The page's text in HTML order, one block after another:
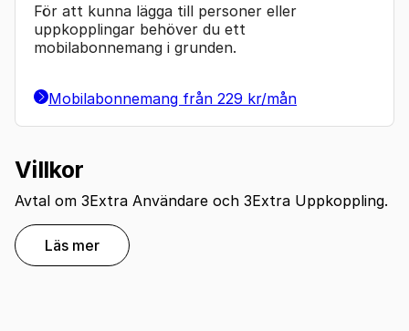
För att kunna lägga till personer eller
uppkopplingar behöver du ett
mobilabonnemang i grunden.
Mobilabonnemang från 229 kr/mån
Villkor
Avtal om 3Extra Användare och 3Extra Uppkoppling.
Läs mer